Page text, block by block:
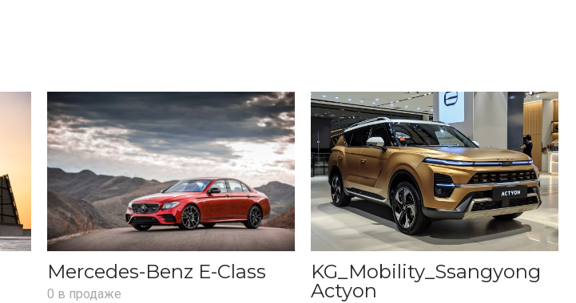
Mercedes-Benz E-Class
0 в продаже
KG_Mobility_Ssangyong
Actyon